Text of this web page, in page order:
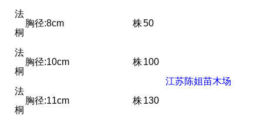
江苏陈姐苗木场
法
桐
胸径:8cm 株50
法
桐
胸径:10cm 株100
法
桐
胸径:11cm 株130